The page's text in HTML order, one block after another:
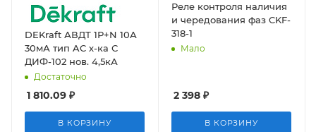
DEKraft АВДТ 1Р+N 10А
30мА тип AC х-ка С
ДИФ-102 нов. 4,5кА
Достаточно
1 810.09 ₽
В КОРЗИНУ
Реле контроля наличия
и чередования фаз CKF-
318-1
Мало
2 398 ₽
В КОРЗИНУ